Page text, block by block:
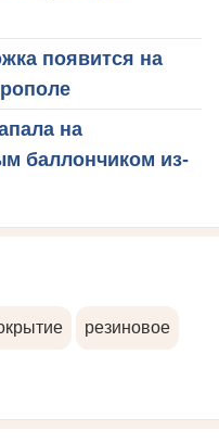
появится на
на
баллончиком из-
резиновое